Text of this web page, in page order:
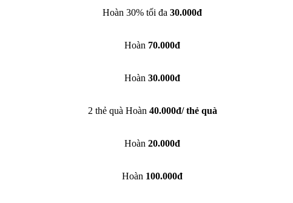
Hoàn 30% tối đa 30.000đ
Hoàn 70.000đ
Hoàn 30.000đ
2 thẻ quà Hoàn 40.000đ/ thẻ quà
Hoàn 20.000đ
Hoàn 100.000đ